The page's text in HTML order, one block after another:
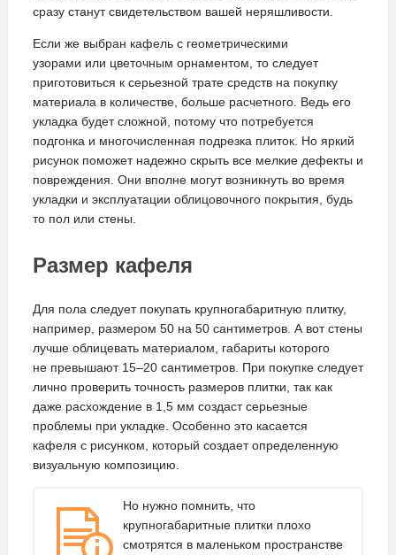
сразу станут свидетельством вашей неряшливости.
Если же выбран кафель с геометрическими
узорами или цветочным орнаментом, то следует
приготовиться к серьезной трате средств на покупку
материала в количестве, больше расчетного. Ведь его
укладка будет сложной, потому что потребуется
подгонка и многочисленная подрезка плиток. Но яркий
рисунок поможет надежно скрыть все мелкие дефекты и
повреждения. Они вполне могут возникнуть во время
укладки и эксплуатации облицовочного покрытия, будь
то пол или стены.
Размер кафеля
Для пола следует покупать крупногабаритную плитку,
например, размером 50 на 50 сантиметров. А вот стены
лучше облицевать материалом, габариты которого
не превышают 15–20 сантиметров. При покупке следует
лично проверить точность размеров плитки, так как
даже расхождение в 1,5 мм создаст серьезные
проблемы при укладке. Особенно это касается
кафеля с рисунком, который создает определенную
визуальную композицию.
Но нужно помнить, что
крупногабаритные плитки плохо
смотрятся в маленьком пространстве